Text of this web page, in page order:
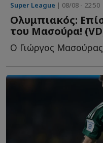
Super League | 08/08 - 22:50
Ολυμπιακός:
του Μασούρα!